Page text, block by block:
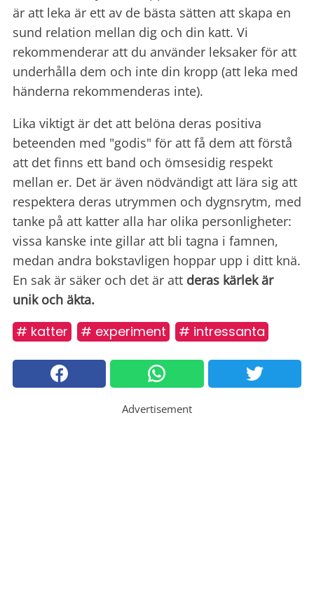
är att leka är ett av de bästa sätten att skapa en
sund relation mellan dig och din katt. Vi
rekommenderar att du använder leksaker för att
underhålla dem och inte din kropp (att leka med
händerna rekommenderas inte).
Lika viktigt är det att belöna deras positiva
beteenden med "godis" för att få dem att förstå
att det finns ett band och ömsesidig respekt
mellan er. Det är även nödvändigt att lära sig att
respektera deras utrymmen och dygnsrytm, med
tanke på att katter alla har olika personligheter:
vissa kanske inte gillar att bli tagna i famnen,
medan andra bokstavligen hoppar upp i ditt knä.
En sak är säker och det är att deras kärlek är
unik och äkta.
# katter # experiment # intressanta
Advertisement